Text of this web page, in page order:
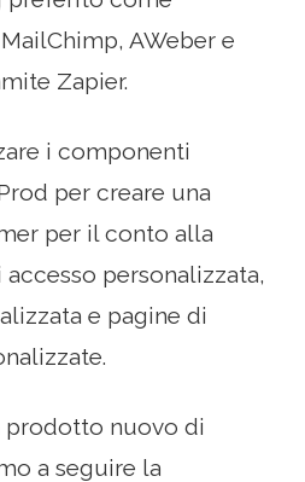
AWeber e
Zapier.
i componenti
per creare una
per il conto alla
personalizzata,
e pagine di
prodotto nuovo di
a seguire la